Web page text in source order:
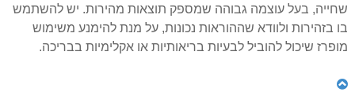
שחייה, בעל עוצמה גבוהה שמספק תוצאות מהירות. יש להשתמש
בו בזהירות ולוודא שההוראות נכונות, על מנת להימנע משימוש
מופרז שיכול להוביל לבעיות בריאותיות או אקלימיות בבריכה.